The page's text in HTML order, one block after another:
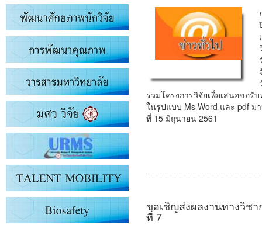
ร่วมโครงการวิจัยเพื่อเสนอขอ
ในรูปแบบ Ms Word และ pdf ม
ที่ 15 มิถุนายน 2561
ขอเชิญส่งผลงานทางวิช
ที่ 7